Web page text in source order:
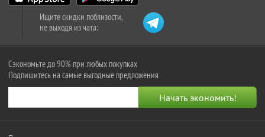
Ищите скидки поблизости,
не выходя из чата:
Сэкономьте до 90% при любых покупках
Подпишитесь на самые выгодные предложения